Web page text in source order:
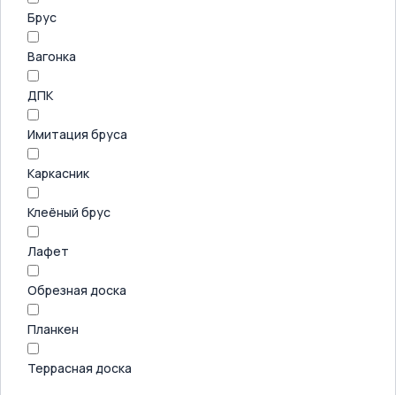
Брус
Вагонка
ДПК
Имитация бруса
Каркасник
Клеёный брус
Лафет
Обрезная доска
Планкен
Террасная доска